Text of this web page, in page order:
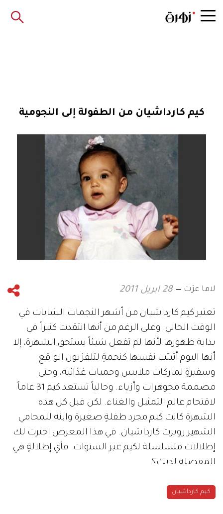
كيم كارداشيان من الطفولة إلى النجومية
لاما عزت 28 ابريل 2011
تعتبر كيم كارداشيان من أشهر النجمات الشابات في
الوقت الحالي. وعلى الرغم من أنها انتقدت كثيراً في
بداية ظهورها لأنها لم تفعل شيئاً يستحق الشهرة، إلا
أنها اليوم أثبتت نفسها كنجمةٍ لتلفزيون الواقع
وسفيرةٍ لماركات ملابس وحميات غذائية، وحتى
مصممة مجوهرات وأزياء. وحالياً تستعد كيم 31 عاماً
لاقتحام عالم التمثيل والغناء. لكن قبل كل هذه
الشهرة كانت كيم مجرد طفلةٍ صغيرة وابنة للمحامي
الشهير روبرت كارداشيان. في هذا المعرض اخترت لك
إطلالات متسلسلة لكيم عبر السنوات. فأي إطلالةٍ هي
المفضلة لديك؟
كيم كارداشيان